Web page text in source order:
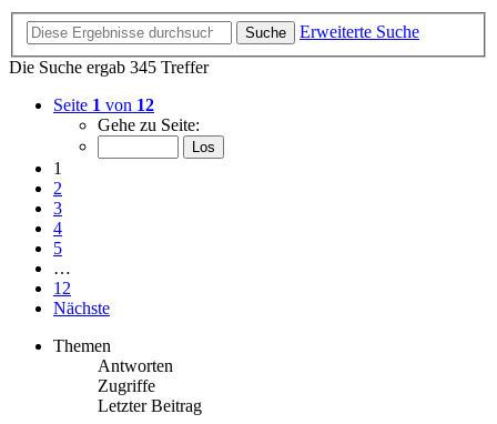
Suche
Erweiterte Suche
Die Suche ergab 345 Treffer
Seite 1 von 12
Gehe zu Seite:
1
2
3
4
5
…
12
Nächste
Themen
Antworten
Zugriffe
Letzter Beitrag